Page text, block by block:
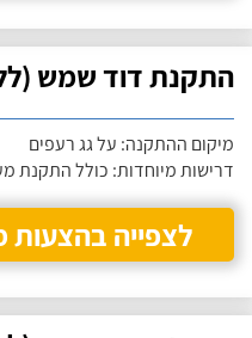
התקנת דוד שמש (ללא
מיקום ההתקנה: על גג רעפים
דרישות מיוחדות: כולל התקנת
לצפייה בהצעות